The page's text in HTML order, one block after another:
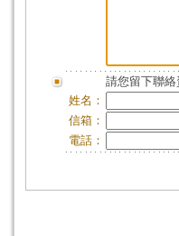
請您留下聯
姓名：
信箱：
電話：